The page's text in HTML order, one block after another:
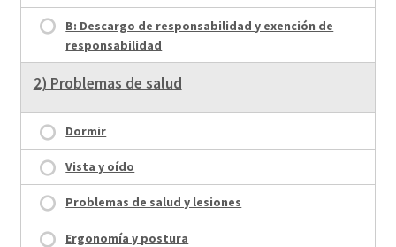
B: Descargo de responsabilidad y exención de
responsabilidad
2) Problemas de salud
Dormir
Vista y oído
Problemas de salud y lesiones
Ergonomía y postura